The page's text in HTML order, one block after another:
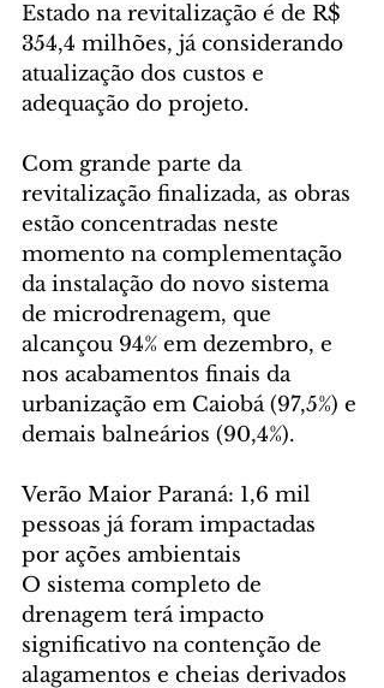
Estado na revitalização é de R$
354,4 milhões, já considerando
atualização dos custos e
adequação do projeto.
Com grande parte da
revitalização finalizada, as obras
estão concentradas neste
momento na complementação
da instalação do novo sistema
de microdrenagem, que
alcançou 94% em dezembro, e
nos acabamentos finais da
urbanização em Caiobá (97,5%) e
demais balneários (90,4%).
Verão Maior Paraná: 1,6 mil
pessoas já foram impactadas
por ações ambientais
O sistema completo de
drenagem terá impacto
significativo na contenção de
alagamentos e cheias derivados